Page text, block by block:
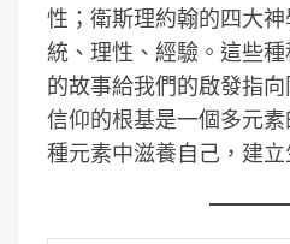
性；衛斯理約翰的四大
統、理性、經驗。這些
的故事給我們的啟發指
信仰的根基是一個多元
種元素中滋養自己，建立